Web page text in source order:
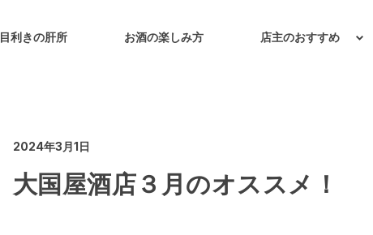
目利きの肝所 お酒の楽しみ方 店主のおすすめ
2024年3月1日
大国屋酒店３月のオススメ！